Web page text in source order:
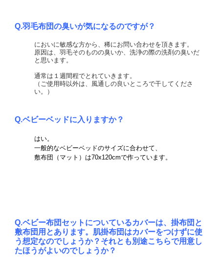
Q.羽毛布団の臭いが気になるのですが？
においに敏感な方から、稀にお問い合わせを頂きます。
原因は、羽毛そのものの臭いか、 洗浄の際の洗剤の臭いだ
と思います。
通常は１週間程でとれていきます。
（ご使用時以外は、風通しの良いところで干してくださ
い。）
Q.ベビーベッドに入りますか？
はい。
一般的なベビーベッドのサイズに合わせて、
敷布団（マット）は70x120cmで作っています。
Q.ベビー布団セットについているカバーは、掛布団と
敷布団用とあります。肌掛布団はカバーをつけずに使
う想定なのでしょうか？それとも別途こちらで用意し
たほうがよいのでしょうか？